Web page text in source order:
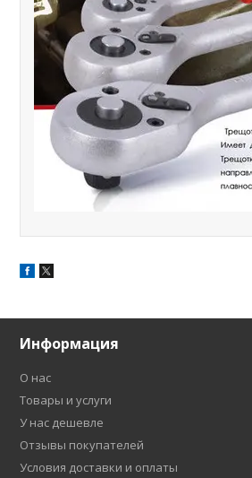
Информация
О нас
Товары и услуги
У нас дешевле
Отзывы покупателей
Условия доставки и оплаты